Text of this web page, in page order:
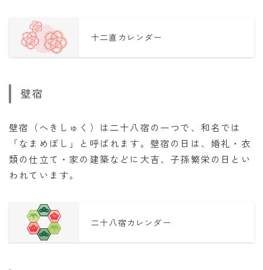
十二直カレンダー
壁宿
壁宿（へきしゅく）は二十八宿の一つで、和名では
「なまめぼし」と呼ばれます。壁宿の日は、婚礼・衣
類の仕立て・家の建築などに大吉、子孫繁栄の日とい
われています。
二十八宿カレンダー